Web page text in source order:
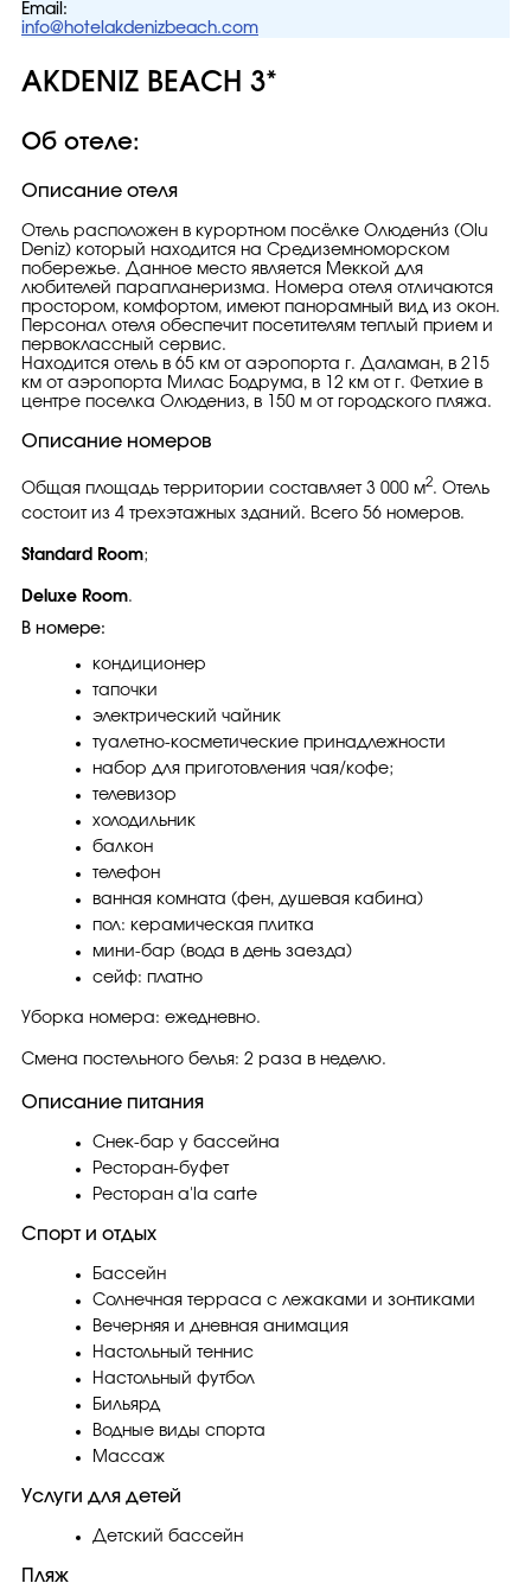
Email:
info@hotelakdenizbeach.com
AKDENIZ BEACH 3*
Об отеле:
Описание отеля
Отель расположен в курортном посёлке Олюдени́з (Olu
Deniz) который находится на Средиземноморском
побережье. Данное место является Меккой для
любителей парапланеризма. Номера отеля отличаются
простором, комфортом, имеют панорамный вид из окон.
Персонал отеля обеспечит посетителям теплый прием и
первоклассный сервис.
Находится отель в 65 км от аэропорта г. Даламан, в 215
км от аэропорта Милас Бодрума, в 12 км от г. Фетхие в
центре поселка Олюдениз, в 150 м от городского пляжа.
Описание номеров
Общая площадь территории составляет 3 000 м2. Отель
состоит из 4 трехэтажных зданий. Всего 56 номеров.
Standard Room;
Deluxe Room.
В номере:
кондиционер
тапочки
электрический чайник
туалетно-косметические принадлежности
набор для приготовления чая/кофе;
телевизор
холодильник
балкон
телефон
ванная комната (фен, душевая кабина)
пол: керамическая плитка
мини-бар (вода в день заезда)
сейф: платно
Уборка номера: ежедневно.
Смена постельного белья: 2 раза в неделю.
Описание питания
Снек-бар у бассейна
Ресторан-буфет
Ресторан a'la carte
Спорт и отдых
Бассейн
Солнечная терраса с лежаками и зонтиками
Вечерняя и дневная анимация
Настольный теннис
Настольный футбол
Бильярд
Водные виды спорта
Массаж
Услуги для детей
Детский бассейн
Пляж